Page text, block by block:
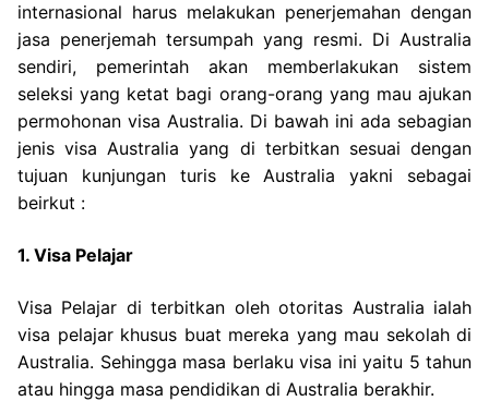
internasional harus melakukan penerjemahan dengan
jasa penerjemah tersumpah yang resmi. Di Australia
sendiri, pemerintah akan memberlakukan sistem
seleksi yang ketat bagi orang-orang yang mau ajukan
permohonan visa Australia. Di bawah ini ada sebagian
jenis visa Australia yang di terbitkan sesuai dengan
tujuan kunjungan turis ke Australia yakni sebagai
beirkut :
1. Visa Pelajar
Visa Pelajar di terbitkan oleh otoritas Australia ialah
visa pelajar khusus buat mereka yang mau sekolah di
Australia. Sehingga masa berlaku visa ini yaitu 5 tahun
atau hingga masa pendidikan di Australia berakhir.